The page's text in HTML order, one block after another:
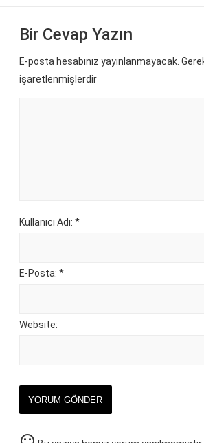
Bir Cevap Yazın
E-posta hesabınız yayınlanmayacak.
işaretlenmişlerdir
Kullanıcı Adı: *
E-Posta: *
Website:
YORUM GÖNDER